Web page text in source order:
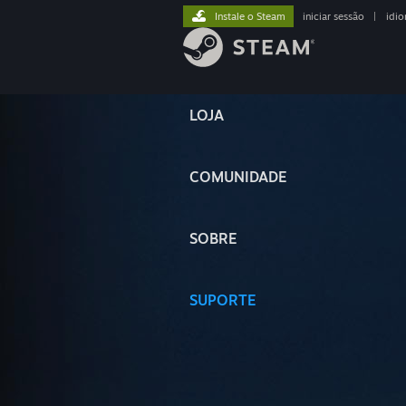
LOJA
COMUNIDADE
SOBRE
SUPORTE
Instale o Steam iniciar sessão